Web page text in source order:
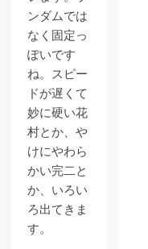
ンダムでは
なく固定っ
ぽいです
ね。スピー
ドが遅くて
妙に硬い花
村とか、や
けにやわら
かい完二と
か、いろい
ろ出てきま
す。